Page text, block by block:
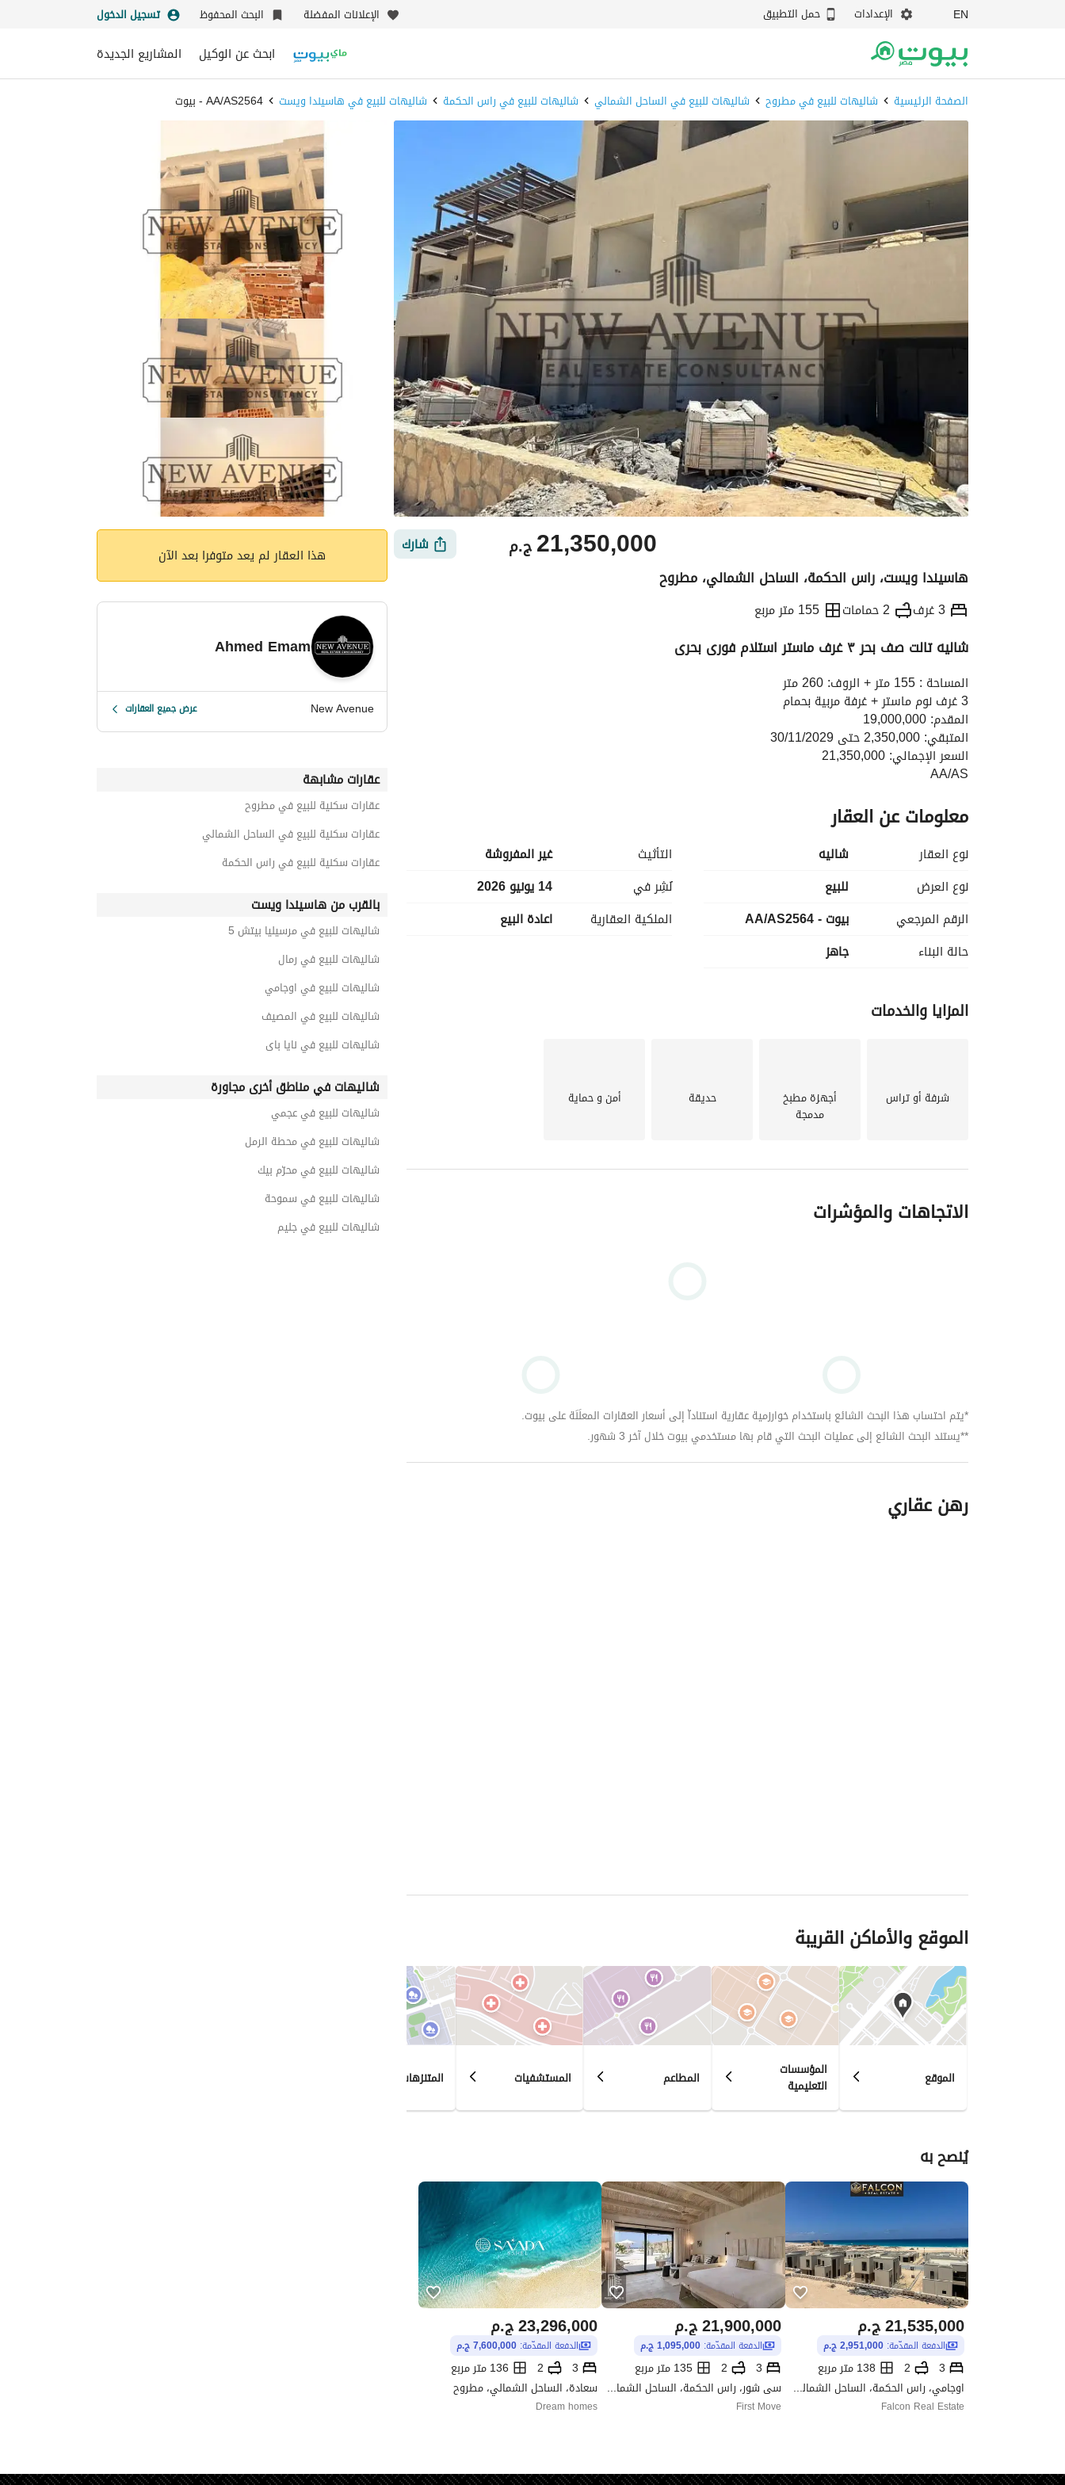
EN الإعدادات حمل التطبيق الإعلانات المفضلة البحث المحفوظ تسجيل الدخول
ابحث عن الوكيل المشاريع الجديدة
الصفحة الرئيسية شاليهات للبيع في مطروح شاليهات للبيع في الساحل الشمالي شاليهات للبيع في راس الحكمة شاليهات للبيع في هاسيندا ويست AA/AS2564 - بيوت
ج.م21,350,000 شارك
هاسيندا ويست، راس الحكمة، الساحل الشمالي، مطروح
3 غرف 2 حمامات 155 متر مربع
رهن عقاري
شاليه تالت صف بحر ٣ غرف ماستر استلام فورى بحرى
المساحة : 155 متر + الروف: 260 متر
3 غرف نوم ماستر + غرفة مربية بحمام
المقدم: 19,000,000
المتبقي: 2,350,000 حتى 30/11/2029
السعر الإجمالي: 21,350,000
AA/AS
_______________________________________________________________________________________________________________________________________
معلومات عن العقار
نوع العقار
شاليه
نوع العرض
للبيع
الرقم المرجعي
بيوت - AA/AS2564
حالة البناء
جاهز
التأثيث
غير المفروشة
نُشِر في
14 يونيو 2026
الملكية العقارية
اعادة البيع
المزايا والخدمات
شرفة أو تراس أجهزة مطبخ
مدمجة
حديقة أمن و حماية
الاتجاهات والمؤشرات
*يتم احتساب هذا البحث الشائع باستخدام خوارزمية عقارية استناداّ إلى أسعار العقارات المعلَنَة على بيوت.
**يستند البحث الشائع إلى عمليات البحث التي قام بها مستخدمي بيوت خلال آخر 3 شهور.
رهن عقاري
الموقع والأماكن القريبة
الموقع المؤسسات
التعليمية المطاعم المستشفيات المتنزهات
يُنصح به
ج.م21,535,000
الدفعة المقدّمة: 2,951,000 ج.م
3
2
138 متر مربع
اوجامي، راس الحكمة، الساحل الشمالي، مطروح
Falcon Real Estate
ج.م21,900,000
الدفعة المقدّمة:1,095,000 ج.م
3
2
135 متر مربع
سى شور، راس الحكمة، الساحل الشمالي، مطروح
First Move
ج.م23,296,000
الدفعة المقدّمة: 7,600,000 ج.م
3
2
136 متر مربع
سعادة، الساحل الشمالي، مطروح
Dream homes
هذا العقار لم يعد متوفرا بعد الآن
Ahmed Emam
New Avenue عرض جميع العقارات
عقارات مشابهة
عقارات سكنية للبيع في مطروح
عقارات سكنية للبيع في الساحل الشمالي
عقارات سكنية للبيع في راس الحكمة
بالقرب من هاسيندا ويست
شاليهات للبيع في مرسيليا بيتش 5
شاليهات للبيع في رمال
شاليهات للبيع في اوجامي
شاليهات للبيع في المصيف
شاليهات للبيع في نايا باى
شاليهات في مناطق أخرى مجاورة
شاليهات للبيع في عجمي
شاليهات للبيع في محطة الرمل
شاليهات للبيع في محرّم بيك
شاليهات للبيع في سموحة
شاليهات للبيع في جليم